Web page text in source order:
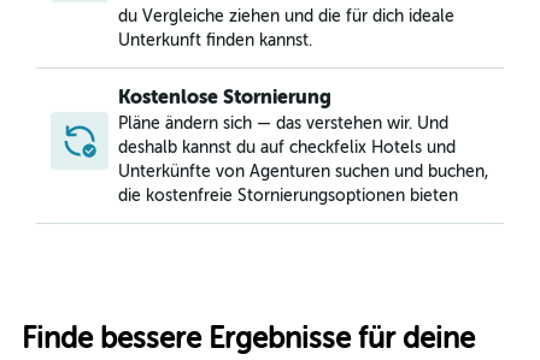
du Vergleiche ziehen und die für dich ideale
Unterkunft finden kannst.
Kostenlose Stornierung
Pläne ändern sich — das verstehen wir. Und
deshalb kannst du auf checkfelix Hotels und
Unterkünfte von Agenturen suchen und buchen,
die kostenfreie Stornierungsoptionen bieten
Finde bessere Ergebnisse für deine